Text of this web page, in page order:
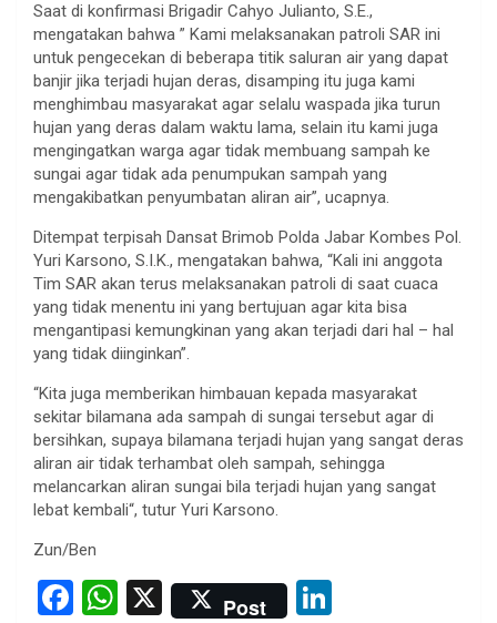
Saat di konfirmasi Brigadir Cahyo Julianto, S.E.,
mengatakan bahwa ” Kami melaksanakan patroli SAR ini
untuk pengecekan di beberapa titik saluran air yang dapat
banjir jika terjadi hujan deras, disamping itu juga kami
menghimbau masyarakat agar selalu waspada jika turun
hujan yang deras dalam waktu lama, selain itu kami juga
mengingatkan warga agar tidak membuang sampah ke
sungai agar tidak ada penumpukan sampah yang
mengakibatkan penyumbatan aliran air”, ucapnya.
Ditempat terpisah Dansat Brimob Polda Jabar Kombes Pol.
Yuri Karsono, S.I.K., mengatakan bahwa, “Kali ini anggota
Tim SAR akan terus melaksanakan patroli di saat cuaca
yang tidak menentu ini yang bertujuan agar kita bisa
mengantipasi kemungkinan yang akan terjadi dari hal – hal
yang tidak diinginkan”.
“Kita juga memberikan himbauan kepada masyarakat
sekitar bilamana ada sampah di sungai tersebut agar di
bersihkan, supaya bilamana terjadi hujan yang sangat deras
aliran air tidak terhambat oleh sampah, sehingga
melancarkan aliran sungai bila terjadi hujan yang sangat
lebat kembali“, tutur Yuri Karsono.
Zun/Ben
F
W X Post